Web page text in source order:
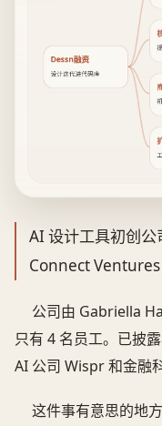
Dessn融资
设计迭代进代码库
AI 设计工具初创公
Connect Ventures
公司由 Gabriella
只有 4 名员工。已披
AI 公司 Wispr 和金融
这件事有意思的地